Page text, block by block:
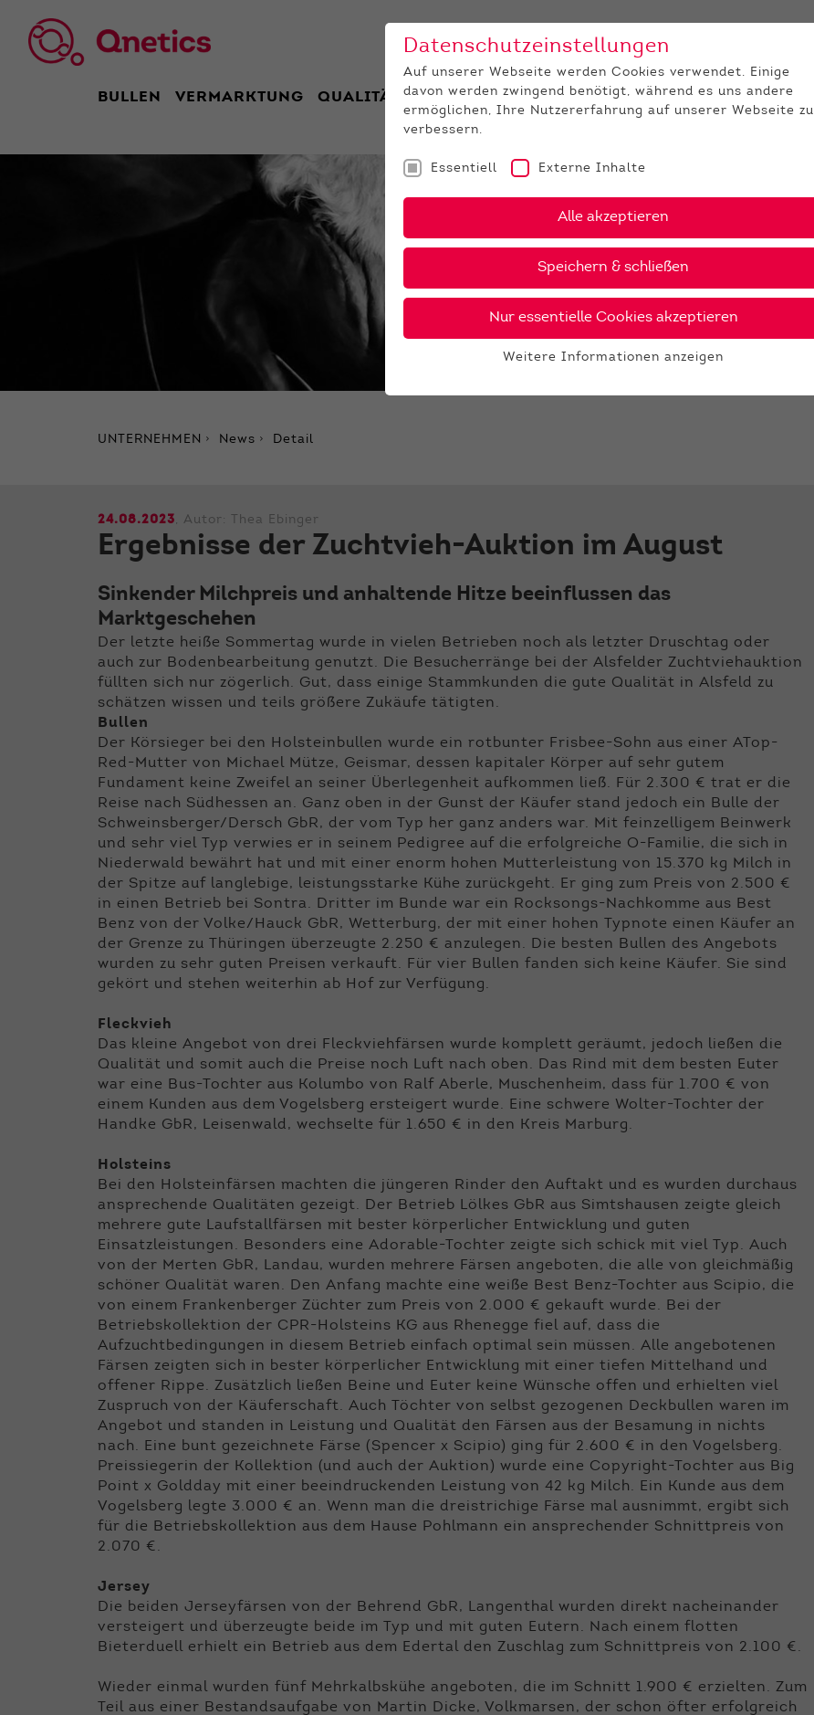
BULLEN VERMARKTUNG QUALITÄT JUNGZÜCHTER
UNTERNEHMEN News Detail
24.08.2023, Autor: Thea Ebinger
Ergebnisse der Zuchtvieh-Auktion im August
Sinkender Milchpreis und anhaltende Hitze beeinflussen das
Marktgeschehen
Der letzte heiße Sommertag wurde in vielen Betrieben noch als letzter Druschtag oder
auch zur Bodenbearbeitung genutzt. Die Besucherränge bei der Alsfelder Zuchtviehauktion
füllten sich nur zögerlich. Gut, dass einige Stammkunden die gute Qualität in Alsfeld zu
schätzen wissen und teils größere Zukäufe tätigten.
Bullen
Der Körsieger bei den Holsteinbullen wurde ein rotbunter Frisbee-Sohn aus einer ATop-
Red-Mutter von Michael Mütze, Geismar, dessen kapitaler Körper auf sehr gutem
Fundament keine Zweifel an seiner Überlegenheit aufkommen ließ. Für 2.300 € trat er die
Reise nach Südhessen an. Ganz oben in der Gunst der Käufer stand jedoch ein Bulle der
Schweinsberger/Dersch GbR, der vom Typ her ganz anders war. Mit feinzelligem Beinwerk
und sehr viel Typ verwies er in seinem Pedigree auf die erfolgreiche O-Familie, die sich in
Niederwald bewährt hat und mit einer enorm hohen Mutterleistung von 15.370 kg Milch in
der Spitze auf langlebige, leistungsstarke Kühe zurückgeht. Er ging zum Preis von 2.500 €
in einen Betrieb bei Sontra. Dritter im Bunde war ein Rocksongs-Nachkomme aus Best
Benz von der Volke/Hauck GbR, Wetterburg, der mit einer hohen Typnote einen Käufer an
der Grenze zu Thüringen überzeugte 2.250 € anzulegen. Die besten Bullen des Angebots
wurden zu sehr guten Preisen verkauft. Für vier Bullen fanden sich keine Käufer. Sie sind
gekört und stehen weiterhin ab Hof zur Verfügung.
Fleckvieh
Das kleine Angebot von drei Fleckviehfärsen wurde komplett geräumt, jedoch ließen die
Qualität und somit auch die Preise noch Luft nach oben. Das Rind mit dem besten Euter
war eine Bus-Tochter aus Kolumbo von Ralf Aberle, Muschenheim, dass für 1.700 € von
einem Kunden aus dem Vogelsberg ersteigert wurde. Eine schwere Wolter-Tochter der
Handke GbR, Leisenwald, wechselte für 1.650 € in den Kreis Marburg.
Holsteins
Bei den Holsteinfärsen machten die jüngeren Rinder den Auftakt und es wurden durchaus
ansprechende Qualitäten gezeigt. Der Betrieb Lölkes GbR aus Simtshausen zeigte gleich
mehrere gute Laufstallfärsen mit bester körperlicher Entwicklung und guten
Einsatzleistungen. Besonders eine Adorable-Tochter zeigte sich schick mit viel Typ. Auch
von der Merten GbR, Landau, wurden mehrere Färsen angeboten, die alle von gleichmäßig
schöner Qualität waren. Den Anfang machte eine weiße Best Benz-Tochter aus Scipio, die
von einem Frankenberger Züchter zum Preis von 2.000 € gekauft wurde. Bei der
Betriebskollektion der CPR-Holsteins KG aus Rhenegge fiel auf, dass die
Aufzuchtbedingungen in diesem Betrieb einfach optimal sein müssen. Alle angebotenen
Färsen zeigten sich in bester körperlicher Entwicklung mit einer tiefen Mittelhand und
offener Rippe. Zusätzlich ließen Beine und Euter keine Wünsche offen und erhielten viel
Zuspruch von der Käuferschaft. Auch Töchter von selbst gezogenen Deckbullen waren im
Angebot und standen in Leistung und Qualität den Färsen aus der Besamung in nichts
nach. Eine bunt gezeichnete Färse (Spencer x Scipio) ging für 2.600 € in den Vogelsberg.
Preissiegerin der Kollektion (und auch der Auktion) wurde eine Copyright-Tochter aus Big
Point x Goldday mit einer beeindruckenden Leistung von 42 kg Milch. Ein Kunde aus dem
Vogelsberg legte 3.000 € an. Wenn man die dreistrichige Färse mal ausnimmt, ergibt sich
für die Betriebskollektion aus dem Hause Pohlmann ein ansprechender Schnittpreis von
2.070 €.
Jersey
Die beiden Jerseyfärsen von der Behrend GbR, Langenthal wurden direkt nacheinander
versteigert und überzeugte beide im Typ und mit guten Eutern. Nach einem flotten
Bieterduell erhielt ein Betrieb aus dem Edertal den Zuschlag zum Schnittpreis von 2.100 €.
Wieder einmal wurden fünf Mehrkalbskühe angeboten, die im Schnitt 1.900 € erzielten. Zum
Teil aus einer Bestandsaufgabe von Martin Dicke, Volkmarsen, der schon öfter erfolgreich
Datenschutzeinstellungen
Auf unserer Webseite werden Cookies verwendet. Einige
davon werden zwingend benötigt, während es uns andere
ermöglichen, Ihre Nutzererfahrung auf unserer Webseite zu
verbessern.
Essentiell Externe Inhalte
Alle akzeptieren
Speichern & schließen
Nur essentielle Cookies akzeptieren
Laufzeit 1 Jahr
Zweck Cookie Einstellungen speichern
Wir verwenden auf unserer Website externe Inhalte, um
Ihnen zusätzliche Informationen anzubieten.
Weitere Informationen anzeigen